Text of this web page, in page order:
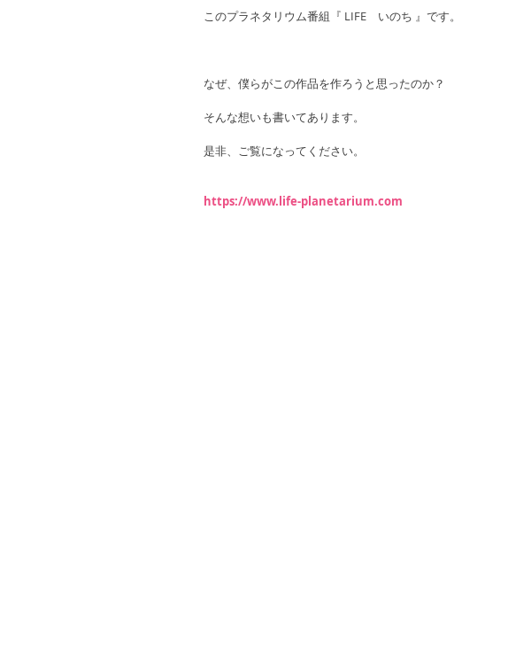
このプラネタリウム番組『 LIFE　いのち 』です。
なぜ、僕らがこの作品を作ろうと思ったのか？
そんな想いも書いてあります。
是非、ご覧になってください。
https://www.life-planetarium.com